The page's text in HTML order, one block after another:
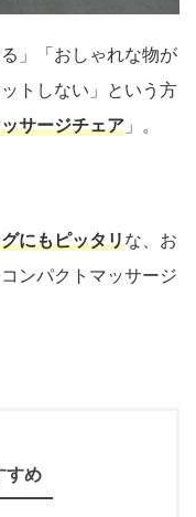
」「おしゃれな物が
トしない」という方
サージチェア 」。
にもピッタリな、お
ンパクトマッサージ
すめ